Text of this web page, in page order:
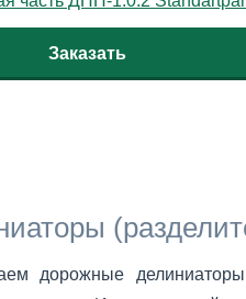
Заказать
дорожные